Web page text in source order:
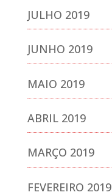
JULHO 2019
JUNHO 2019
MAIO 2019
ABRIL 2019
MARÇO 2019
FEVEREIRO 2019